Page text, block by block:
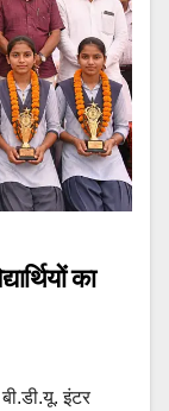
का
इंटर